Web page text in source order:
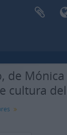
de
cultura